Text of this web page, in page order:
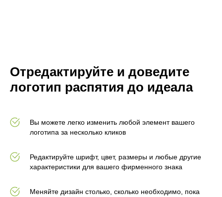
Отредактируйте и доведите
логотип распятия до идеала
Вы можете легко изменить любой элемент вашего
логотипа за несколько кликов
Редактируйте шрифт, цвет, размеры и любые другие
характеристики для вашего фирменного знака
Меняйте дизайн столько, сколько необходимо, пока